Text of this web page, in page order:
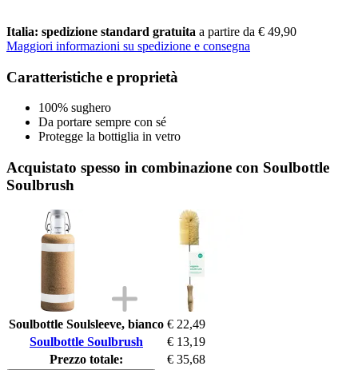
Italia: spedizione standard gratuita a partire da € 49,90
Maggiori informazioni su spedizione e consegna
Caratteristiche e proprietà
100% sughero
Da portare sempre con sé
Protegge la bottiglia in vetro
Acquistato spesso in combinazione con Soulbottle
Soulbrush
Soulbottle Soulsleeve, bianco € 22,49
Soulbottle Soulbrush
€ 13,19
Prezzo totale:
€ 35,68